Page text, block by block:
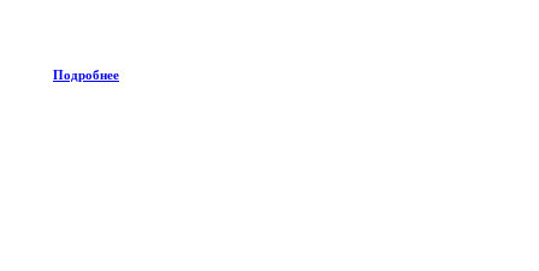
Подробнее